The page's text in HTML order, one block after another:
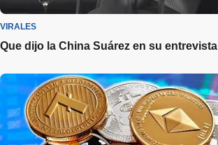
VIRALES
Que dijo la China Suárez en su